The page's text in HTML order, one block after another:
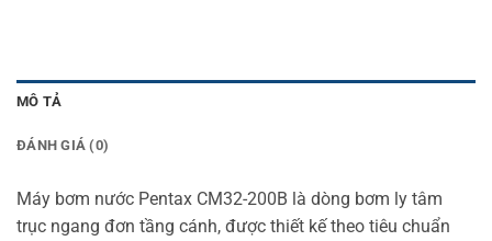
MÔ TẢ
ĐÁNH GIÁ (0)
Máy bơm nước Pentax CM32-200B là dòng bơm ly tâm
trục ngang đơn tầng cánh, được thiết kế theo tiêu chuẩn